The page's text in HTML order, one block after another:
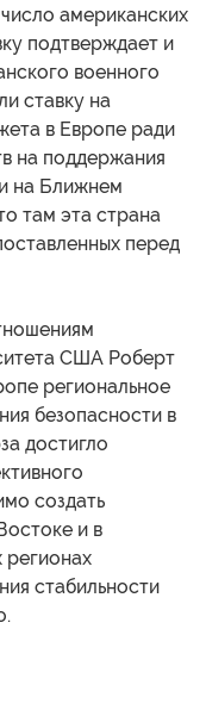
американских
подтверждает и
военного
ставку на
в Европе ради
на поддержания
на Ближнем
там эта страна
перед
США Роберт
региональное
безопасности в
достигло
создать
и в
регионах
стабильности